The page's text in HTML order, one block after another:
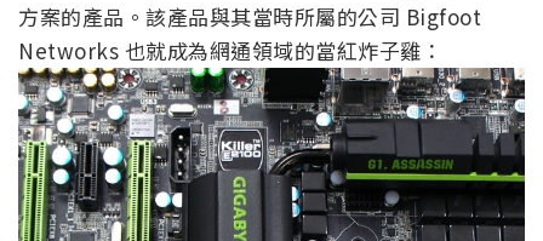
方案的產品。該產品與其當時所屬的公司 Bigfoot
Networks 也就成為網通領域的當紅炸子雞：